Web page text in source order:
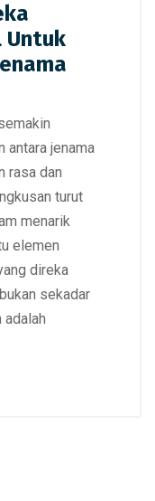
Untuk
antara jenama
rasa dan
turut
menarik
elemen
direka
sekadar